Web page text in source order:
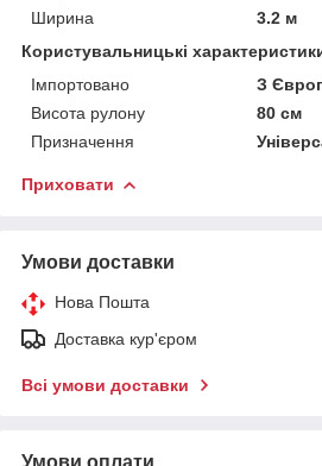
Ширина
3.2 м
Користувальницькі
Імпортовано
З
Висота рулону
80 см
Призначення
Приховати
Умови доставки
Нова Пошта
Доставка кур'єром
Всі умови доставки
Умови оплати